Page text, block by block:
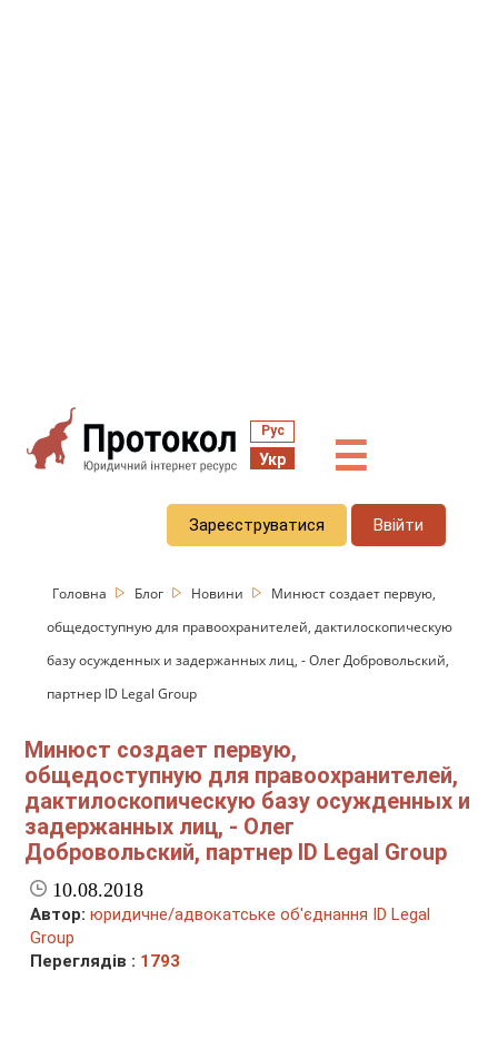
Рус
Укр ☰
Зареєструватися Ввійти
Головна Блог Новини
Минюст создает первую,
общедоступную для правоохранителей, дактилоскопическую
базу осужденных и задержанных лиц, - Олег Добровольский,
партнер ID Legal Group
Минюст создает первую,
общедоступную для правоохранителей,
дактилоскопическую базу осужденных и
задержанных лиц, - Олег
Добровольский, партнер ID Legal Group
10.08.2018
Автор: юридичне/адвокатське об'єднання ID Legal
Group
Переглядів : 1793